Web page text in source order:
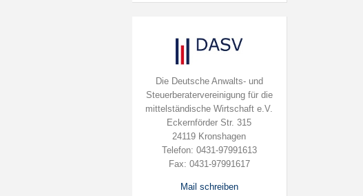
Die Deutsche Anwalts- und
Steuerberatervereinigung für die
mittelständische Wirtschaft e.V.
Eckernförder Str. 315
24119 Kronshagen
Telefon: 0431-97991613
Fax: 0431-97991617
Mail schreiben